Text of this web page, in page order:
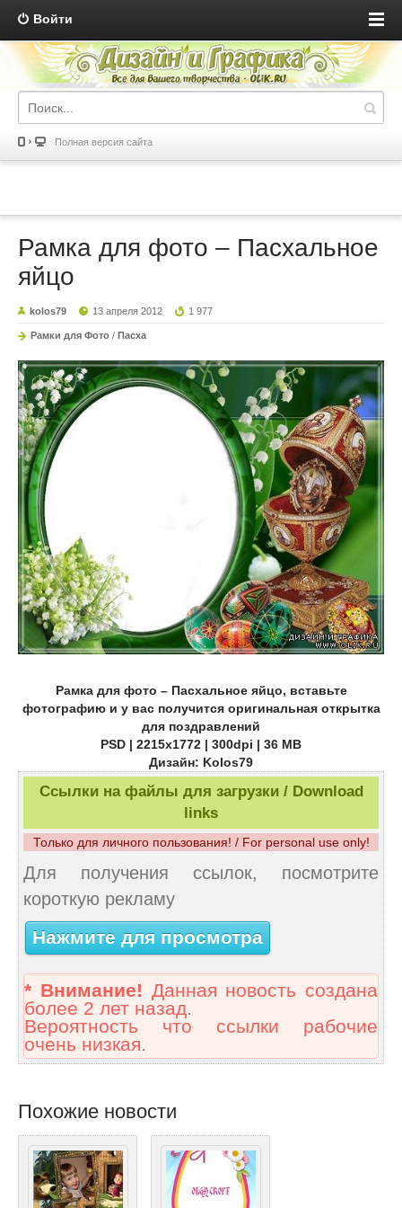
Войти
Полная версия сайта
Рамка для фото – Пасхальное
яйцо
kolos79 13 апреля 2012 1 977
Рамки для Фото / Пасха
Рамка для фото – Пасхальное яйцо, вставьте
фотографию и у вас получится оригинальная открытка
для поздравлений
PSD | 2215х1772 | 300dpi | 36 МB
Дизайн: Kolos79
Ссылки на файлы для загрузки / Download
links
Только для личного пользования! / For personal use only!
Для получения ссылок, посмотрите
короткую рекламу
Нажмите для просмотра
* Внимание! Данная новость создана
более 2 лет назад.
Вероятность что ссылки рабочие
очень низкая.
Похожие новости